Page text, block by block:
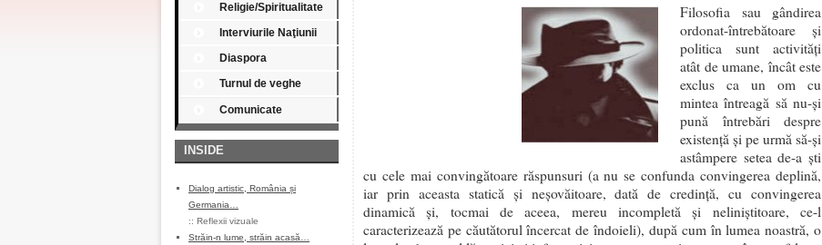
Religie/Spiritualitate
Interviurile Naţiunii
Diaspora
Turnul de veghe
Comunicate
INSIDE
Dialog artistic, România și
Germania…
:: Reflexii vizuale
Străin-n lume, străin acasă…
Filosofia sau gândirea
ordonat-întrebătoare și
politica sunt activități
atât de umane, încât este
exclus ca un om cu
mintea întreagă să nu-și
pună întrebări despre
existență și pe urmă să-și
astâmpere setea de-a ști
cu cele mai convingătoare răspunsuri (a nu se confunda convingerea deplină,
iar prin aceasta statică și neșovăitoare, dată de credință, cu convingerea
dinamică și, tocmai de aceea, mereu incompletă și neliniștitoare, ce-l
caracterizează pe căutătorul încercat de îndoieli), după cum în lumea noastră, o